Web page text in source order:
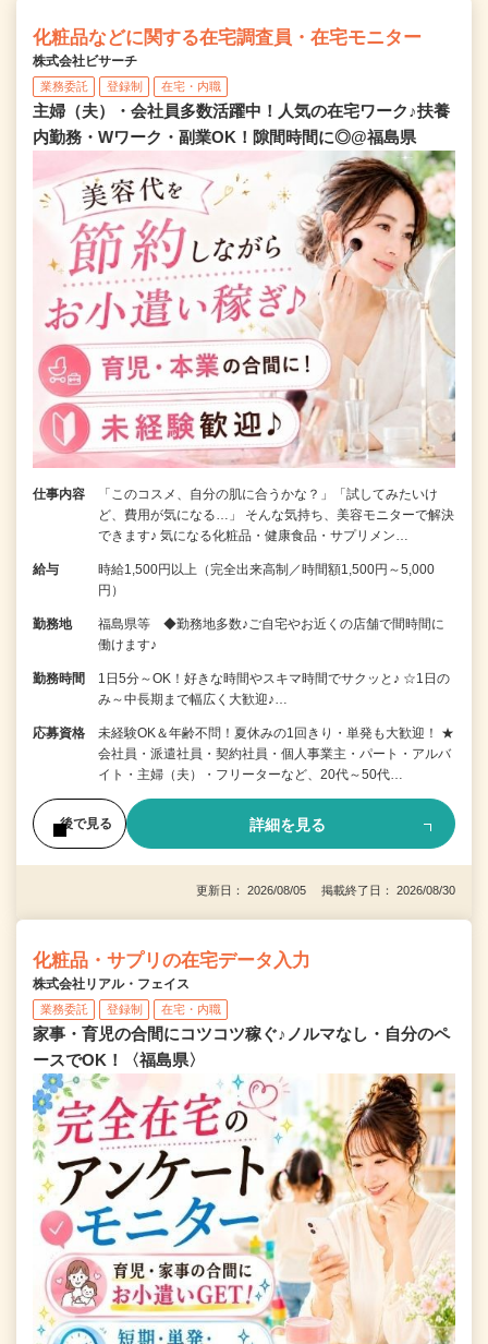
化粧品などに関する在宅調査員・在宅モニター
株式会社ビサーチ
業務委託 登録制 在宅・内職
主婦（夫）・会社員多数活躍中！人気の在宅ワーク♪扶養
内勤務・Wワーク・副業OK！隙間時間に◎@福島県
仕事内容
「このコスメ、自分の肌に合うかな？」「試してみたいけ
ど、費用が気になる…」 そんな気持ち、美容モニターで解決
できます♪ 気になる化粧品・健康食品・サプリメン…
給与
時給1,500円以上（完全出来高制／時間額1,500円～5,000
円）
勤務地
福島県等 ◆勤務地多数♪ご自宅やお近くの店舗で間時間に
働けます♪
勤務時間
1日5分～OK！好きな時間やスキマ時間でサクッと♪ ☆1日の
み～中長期まで幅広く大歓迎♪…
応募資格
未経験OK＆年齢不問！夏休みの1回きり・単発も大歓迎！ ★
会社員・派遣社員・契約社員・個人事業主・パート・アルバ
イト・主婦（夫）・フリーターなど、20代～50代…
後で見る 詳細を見る
更新日： 2026/08/05 掲載終了日： 2026/08/30
化粧品・サプリの在宅データ入力
株式会社リアル・フェイス
業務委託 登録制 在宅・内職
家事・育児の合間にコツコツ稼ぐ♪ノルマなし・自分のペ
ースでOK！〈福島県〉